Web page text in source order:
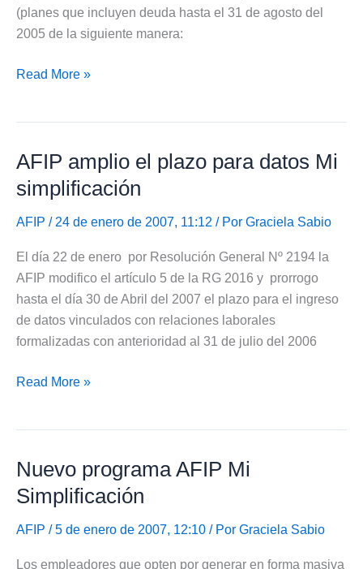
(planes que incluyen deuda hasta el 31 de agosto del
2005 de la siguiente manera:
Modificación
Read More »
AFIP amplio el plazo para datos Mi
simplificación
AFIP / 24 de enero de 2007, 11:12 / Por Graciela Sabio
El día 22 de enero por Resolución General Nº 2194 la
AFIP modifico el artículo 5 de la RG 2016 y prorrogo
hasta el día 30 de Abril del 2007 el plazo para el ingreso
de datos vinculados con relaciones laborales
formalizadas con anterioridad al 31 de julio del 2006
AFIP
para
datos
Mi
simplificación
Read More »
Nuevo programa AFIP Mi
Simplificación
AFIP / 5 de enero de 2007, 12:10 / Por Graciela Sabio
Los empleadores que opten por generar en forma masiva